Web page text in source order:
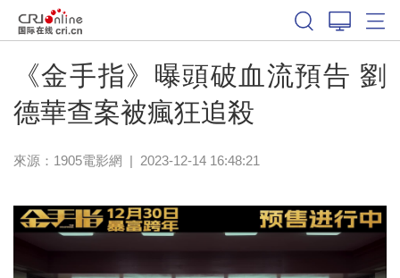
《金手指》曝頭破血流預告 劉
德華查案被瘋狂追殺
來源： 1905電影網 | 2023-12-14 16:48:21